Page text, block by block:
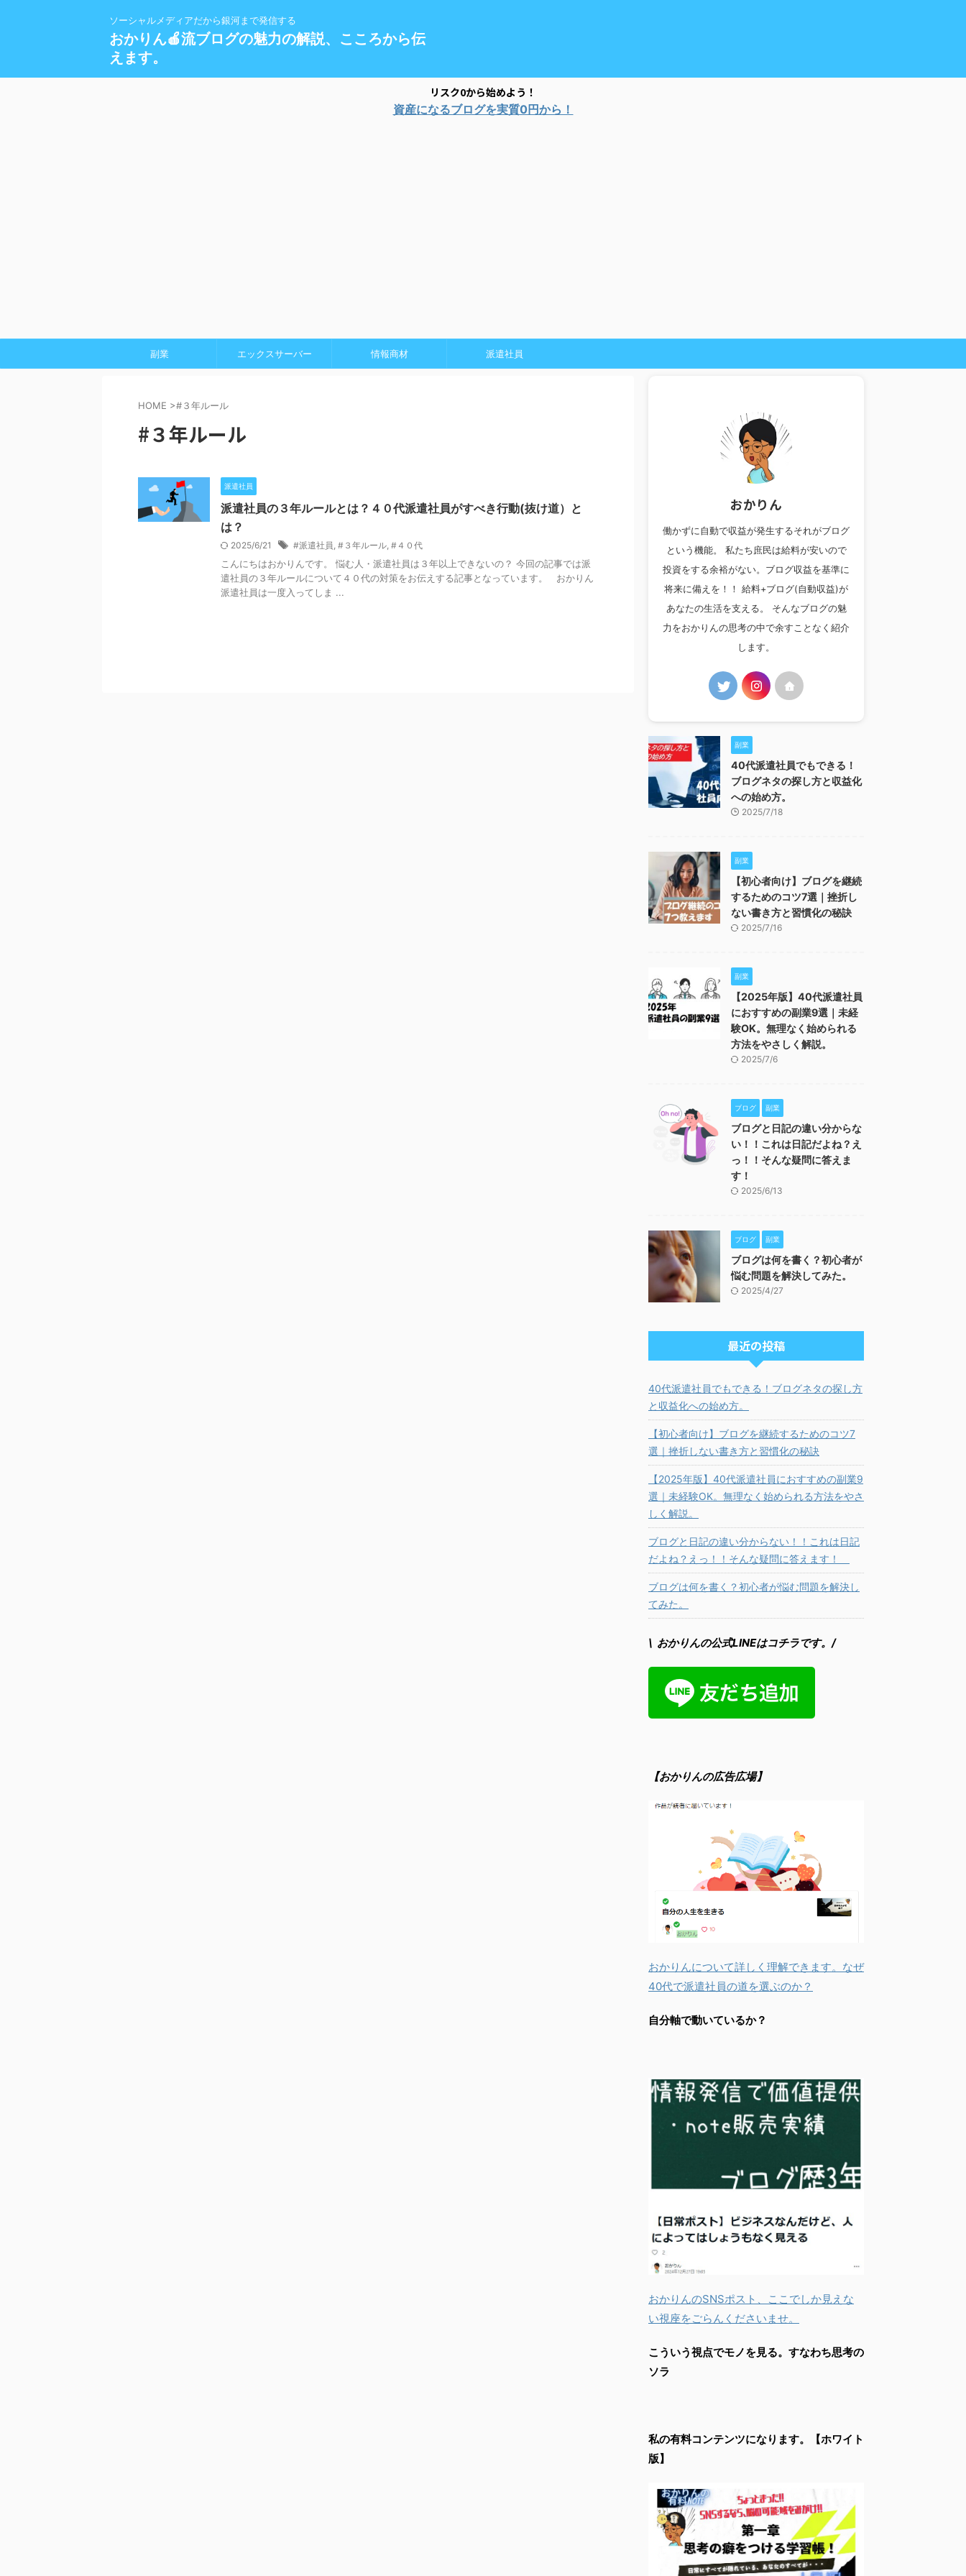
ソーシャルメディアだから銀河まで発信する
おかりん🍎流ブログの魅力の解説、こころから伝
えます。
リスク0から始めよう！
資産になるブログを実質0円から！
副業 エックスサーバー 情報商材 派遣社員
HOME >#３年ルール
#３年ルール
派遣社員
派遣社員の３年ルールとは？４０代派遣社員がすべき行動(抜け道）と
は？
2025/6/21 #派遣社員, #３年ルール, #４０代
こんにちはおかりんです。 悩む人・派遣社員は３年以上できないの？ 今回の記事では派
遣社員の３年ルールについて４０代の対策をお伝えする記事となっています。 おかりん
派遣社員は一度入ってしま ...
おかりん
働かずに自動で収益が発生するそれがブログ
という機能。 私たち庶民は給料が安いので
投資をする余裕がない。ブログ収益を基準に
将来に備えを！！ 給料+ブログ(自動収益)が
あなたの生活を支える。 そんなブログの魅
力をおかりんの思考の中で余すことなく紹介
します。
副業
40代派遣社員でもできる！
ブログネタの探し方と収益化
への始め方。
2025/7/18
副業
【初心者向け】ブログを継続
するためのコツ7選｜挫折し
ない書き方と習慣化の秘訣
2025/7/16
副業
【2025年版】40代派遣社員
におすすめの副業9選｜未経
験OK。無理なく始められる
方法をやさしく解説。
2025/7/6
ブログ 副業
ブログと日記の違い分からな
い！！これは日記だよね？え
っ！！そんな疑問に答えま
す！
2025/6/13
ブログ 副業
ブログは何を書く？初心者が
悩む問題を解決してみた。
2025/4/27
最近の投稿
40代派遣社員でもできる！ブログネタの探し方
と収益化への始め方。
【初心者向け】ブログを継続するためのコツ7
選｜挫折しない書き方と習慣化の秘訣
【2025年版】40代派遣社員におすすめの副業9
選｜未経験OK。無理なく始められる方法をやさ
しく解説。
ブログと日記の違い分からない！！これは日記
だよね？えっ！！そんな疑問に答えます！
ブログは何を書く？初心者が悩む問題を解決し
てみた。
\ おかりんの公式LINEはコチラです。/
【おかりんの広告広場】
おかりんについて詳しく理解できます。なぜ
40代で派遣社員の道を選ぶのか？
自分軸で動いているか？
おかりんのSNSポスト、ここでしか見えな
い視座をごらんくださいませ。
こういう視点でモノを見る。すなわち思考の
ソラ
私の有料コンテンツになります。【ホワイト
版】